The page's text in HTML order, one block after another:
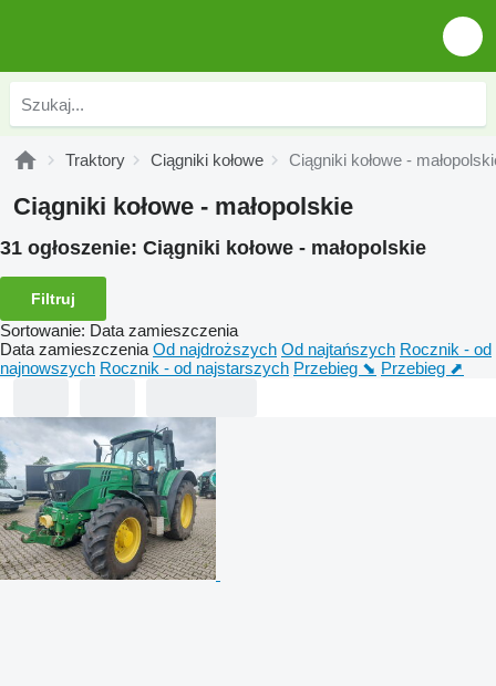
Traktory Ciągniki kołowe Ciągniki kołowe -
Ciągniki kołowe - małopolskie
31 ogłoszenie: Ciągniki kołowe - małopolskie
Filtruj
Sortowanie: Data zamieszczenia
Data zamieszczenia Od najdroższych Od najtańszych Rocznik - od
najnowszych Rocznik - od najstarszych Przebieg ⬊ Przebieg ⬈